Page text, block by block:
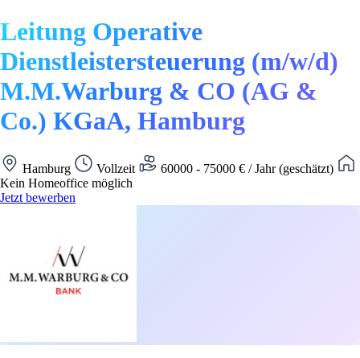
Leitung Operative
Dienstleistersteuerung (m/w/d)
M.M.Warburg & CO (AG &
Co.) KGaA, Hamburg
Hamburg Vollzeit
60000 - 75000 € / Jahr (geschätzt)
Kein Homeoffice möglich
Jetzt bewerben